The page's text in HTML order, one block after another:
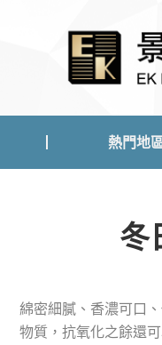
熱門地
冬
綿密細膩、香濃可口
物質，抗氧化之餘還
熱門地區